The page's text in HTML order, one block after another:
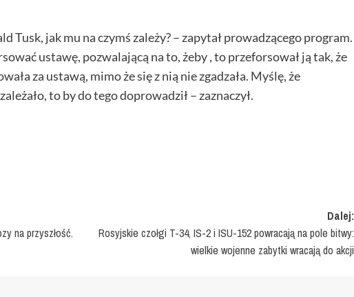
Tusk, jak mu na czymś zależy? – zapytał prowadzącego program.
ustawę, pozwalającą na to, żeby , to przeforsował ją tak, że
za ustawą, mimo że się z nią nie zgadzała. Myślę, że
to by do tego doprowadził – zaznaczył.
na przyszłość.
Dalej:
Rosyjskie czołgi T-34, IS-2 i ISU-152 powracają na pole bitwy:
wielkie wojenne zabytki wracają do akcji